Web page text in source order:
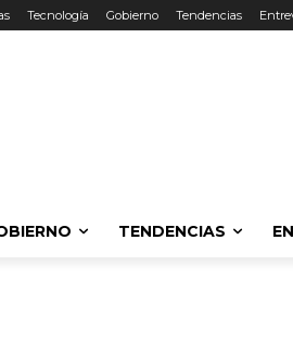
Tecnología Gobierno Tendencias
TENDENCIAS